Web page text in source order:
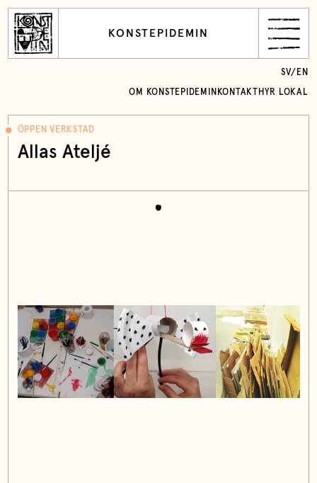
KONSTEPIDEMIN
OM KONSTEPIDEMIN KONTAKT HYR LOKAL
SV/ EN
ÖPPEN VERKSTAD
Allas Ateljé